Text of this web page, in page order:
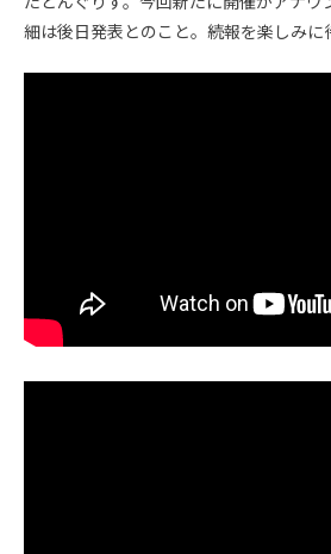
細は後日発表とのこと。続報を楽しみに